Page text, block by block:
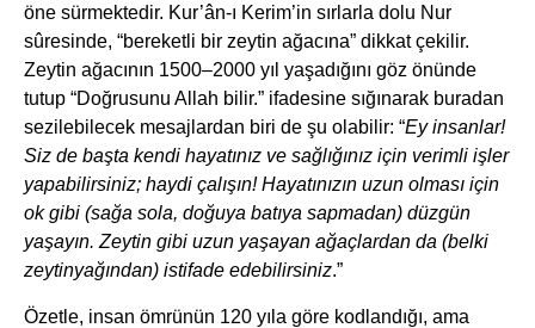
öne sürmektedir. Kur’ân-ı Kerim’in sırlarla dolu Nur
sûresinde, “bereketli bir zeytin ağacına” dikkat çekilir.
Zeytin ağacının 1500–2000 yıl yaşadığını göz önünde
tutup “Doğrusunu Allah bilir.” ifadesine sığınarak buradan
sezilebilecek mesajlardan biri de şu olabilir: “Ey insanlar!
Siz de başta kendi hayatınız ve sağlığınız için verimli işler
yapabilirsiniz; haydi çalışın! Hayatınızın uzun olması için
ok gibi (sağa sola, doğuya batıya sapmadan) düzgün
yaşayın. Zeytin gibi uzun yaşayan ağaçlardan da (belki
zeytinyağından) istifade edebilirsiniz.”
Özetle, insan ömrünün 120 yıla göre kodlandığı, ama